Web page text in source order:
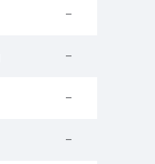
–
–
–
–